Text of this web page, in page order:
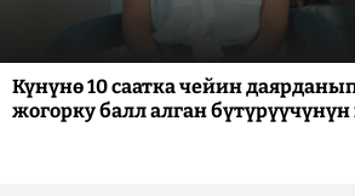
Күнүнө 10 саатка чейин
жогорку балл алган